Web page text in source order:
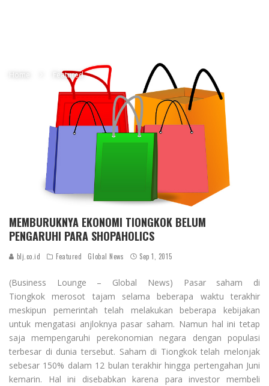
Home Featured
MEMBURUKNYA EKONOMI TIONGKOK BELUM
PENGARUHI PARA SHOPAHOLICS
blj.co.id Featured Global News Sep 1, 2015
(Business Lounge – Global News) Pasar saham di
Tiongkok merosot tajam selama beberapa waktu terakhir
meskipun pemerintah telah melakukan beberapa kebijakan
untuk mengatasi anjloknya pasar saham. Namun hal ini tetap
saja mempengaruhi perekonomian negara dengan populasi
terbesar di dunia tersebut. Saham di Tiongkok telah melonjak
sebesar 150% dalam 12 bulan terakhir hingga pertengahan Juni
kemarin. Hal ini disebabkan karena para investor membeli